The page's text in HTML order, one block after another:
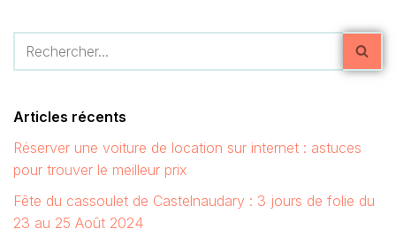
Articles récents
Réserver une voiture de location sur internet : astuces
pour trouver le meilleur prix
Fête du cassoulet de Castelnaudary : 3 jours de folie du
23 au 25 Août 2024